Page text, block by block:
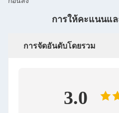
การให้คะแนนแ
การจัดอันดับโดยรวม
3.0